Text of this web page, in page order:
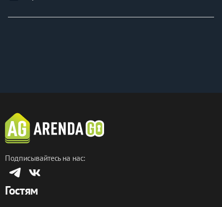
P.S. Идеальный вариант для деловой поездки или
туризма — всё необходимое уже включено!
Подписывайтесь на нас:
Гостям